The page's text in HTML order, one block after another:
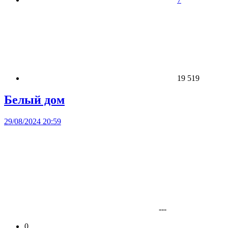
19 519
Белый дом
29/08/2024 20:59
---
0